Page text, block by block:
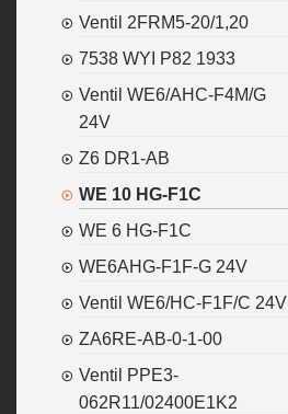
Ventil 2FRM5-20/1,20
7538 WYI P82 1933
Ventil WE6/AHC-F4M/G
24V
Z6 DR1-AB
WE 10 HG-F1C
WE 6 HG-F1C
WE6AHG-F1F-G 24V
Ventil WE6/HC-F1F/C 24V
ZA6RE-AB-0-1-00
Ventil PPE3-
062R11/02400E1K2